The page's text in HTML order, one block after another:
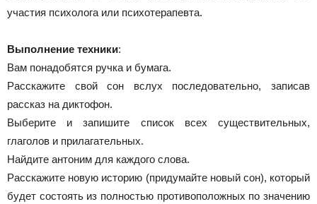
участия психолога или психотерапевта.
Выполнение техники:
Вам понадобятся ручка и бумага.
Расскажите свой сон вслух последовательно, записав
рассказ на диктофон.
Выберите и запишите список всех существительных,
глаголов и прилагательных.
Найдите антоним для каждого слова.
Расскажите новую историю (придумайте новый сон), который
будет состоять из полностью противоположных по значению